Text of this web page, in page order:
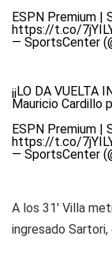
ESPN Premium |
https://t.co/
— SportsCenter
¡¡LO DA VUELTA
Mauricio Cardillo
ESPN Premium |
https://t.co/
— SportsCenter
A los 31' Villa
ingresado